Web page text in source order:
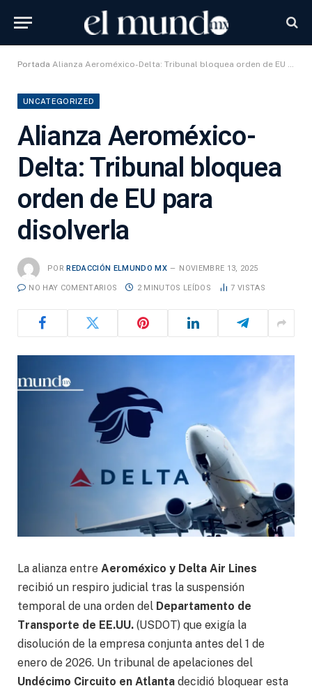
Portada Alianza Aeroméxico-Delta: Tribunal bloquea orden de EU para disolverla
UNCATEGORIZED
Alianza Aeroméxico-
Delta: Tribunal bloquea
orden de EU para
disolverla
POR REDACCIÓN ELMUNDO MX NOVIEMBRE 13, 2025
NO HAY COMENTARIOS 2 MINUTOS LEÍDOS 7 VISTAS
La alianza entre Aeroméxico y Delta Air Lines
recibió un respiro judicial tras la suspensión
temporal de una orden del Departamento de
Transporte de EE.UU. (USDOT) que exigía la
disolución de la empresa conjunta antes del 1 de
enero de 2026. Un tribunal de apelaciones del
Undécimo Circuito en Atlanta decidió bloquear esta